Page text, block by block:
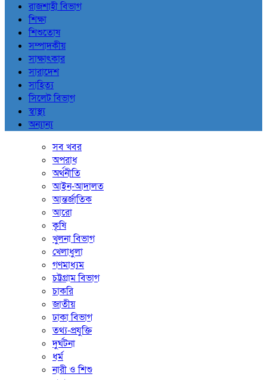
রাজশাহী বিভাগ
শিক্ষা
শিশুতোষ
সম্পাদকীয়
সাক্ষাৎকার
সারাদেশ
সাহিত্য
সিলেট বিভাগ
স্বাস্থ্য
অন্যান্য
সব খবর
অপরাধ
অর্থনীতি
আইন-আদালত
আন্তর্জাতিক
আরো
কৃষি
খুলনা বিভাগ
খেলাধুলা
গণমাধ্যম
চট্টগ্রাম বিভাগ
চাকরি
জাতীয়
ঢাকা বিভাগ
তথ্য-প্রযুক্তি
দুর্ঘটনা
ধর্ম
নারী ও শিশু